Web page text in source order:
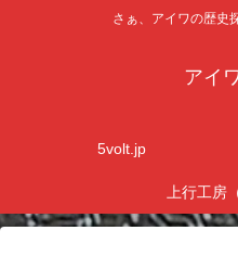
さぁ、アイワの歴史
アイ
5volt.jp
上行工房